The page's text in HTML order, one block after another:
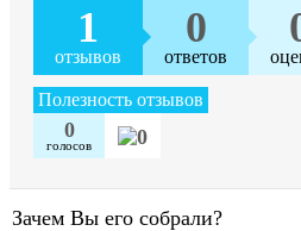
1
отзывов
0
ответов
Полезность отзывов
0
голосов
Зачем Вы его собрали?